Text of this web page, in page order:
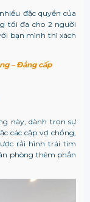
đặc quyền của
tối đa cho 2 người
bạn mình thì xách
– Đẳng cấp
này, dành trọn sự
các cặp vợ chồng,
rải hình trái tim
phòng thêm phần